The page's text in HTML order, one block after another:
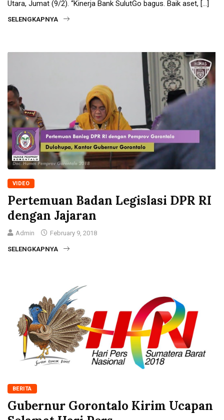
Utara, Jumat (9/2). “Kinerja Bank SulutGo bagus. Baik aset, […]
SELENGKAPNYA
VIDEO
Pertemuan Badan Legislasi DPR RI
dengan Jajaran
Admin February 9, 2018
SELENGKAPNYA
BERITA
Gubernur Gorontalo Kirim Ucapan